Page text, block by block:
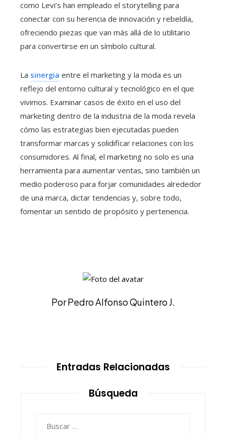
como Levi’s han empleado el storytelling para
conectar con su herencia de innovación y rebeldía,
ofreciendo piezas que van más allá de lo utilitario
para convertirse en un símbolo cultural.
La sinergia entre el marketing y la moda es un
reflejo del entorno cultural y tecnológico en el que
vivimos. Examinar casos de éxito en el uso del
marketing dentro de la industria de la moda revela
cómo las estrategias bien ejecutadas pueden
transformar marcas y solidificar relaciones con los
consumidores. Al final, el marketing no solo es una
herramienta para aumentar ventas, sino también un
medio poderoso para forjar comunidades alrededor
de una marca, dictar tendencias y, sobre todo,
fomentar un sentido de propósito y pertenencia.
Por Pedro Alfonso Quintero J.
Entradas Relacionadas
Búsqueda